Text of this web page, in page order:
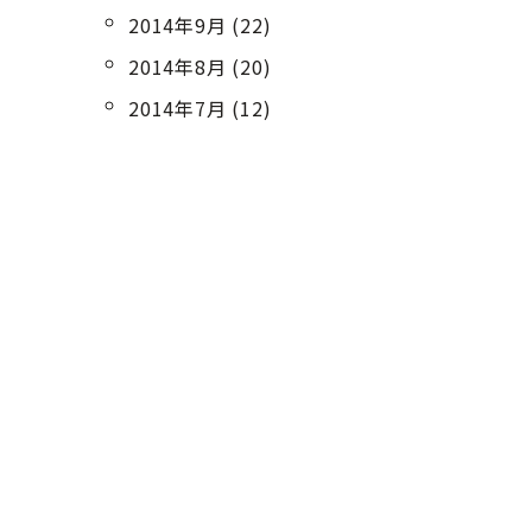
2014年9月 (22)
2014年8月 (20)
2014年7月 (12)